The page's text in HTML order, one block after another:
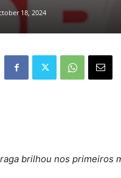
18, 2024
brilhou nos primeiros